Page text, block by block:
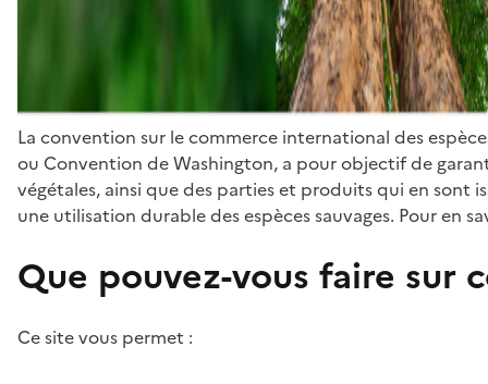
La convention sur le commerce international des
ou Convention de Washington, a pour objectif de
végétales, ainsi que des parties et produits qui en sont
une utilisation durable des espèces sauvages. Pour en
Que pouvez-vous faire sur
Ce site vous permet :